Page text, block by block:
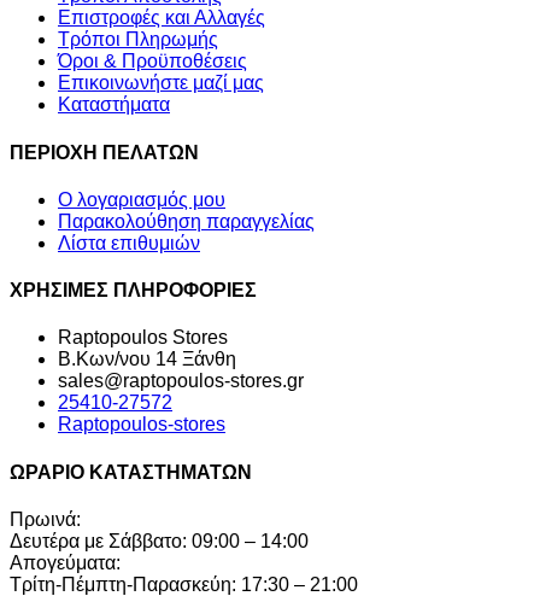
Επιστροφές και Αλλαγές
Τρόποι Πληρωμής
Όροι & Προϋποθέσεις
Επικοινωνήστε μαζί μας
Καταστήματα
ΠΕΡΙΟΧΗ ΠΕΛΑΤΩΝ
Ο λογαριασμός μου
Παρακολούθηση παραγγελίας
Λίστα επιθυμιών
ΧΡΗΣΙΜΕΣ ΠΛΗΡΟΦΟΡΙΕΣ
Raptopoulos Stores
Β.Κων/νου 14 Ξάνθη
sales@raptopoulos-stores.gr
25410-27572
Raptopoulos-stores
ΩΡΑΡΙΟ ΚΑΤΑΣΤΗΜΑΤΩΝ
Πρωινά:
Δευτέρα με Σάββατο: 09:00 – 14:00
Απογεύματα:
Τρίτη-Πέμπτη-Παρασκεύη: 17:30 – 21:00